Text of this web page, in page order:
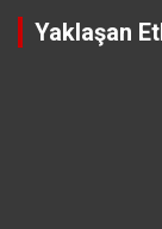
Yaklaşan